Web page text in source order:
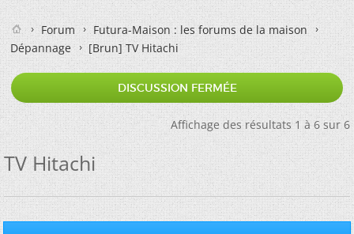
Forum
Futura-Maison : les forums de la maison
Dépannage
[Brun]TV Hitachi
DISCUSSION FERMÉE
Affichage des résultats 1 à 6 sur 6
TV Hitachi